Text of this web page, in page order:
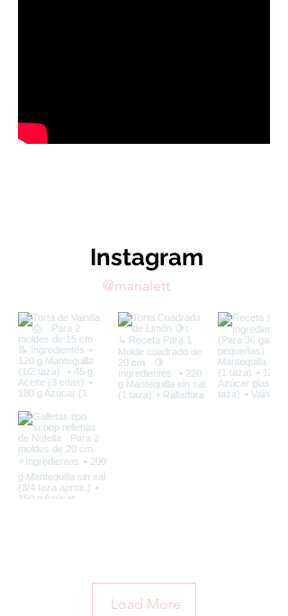
Instagram
@marialett